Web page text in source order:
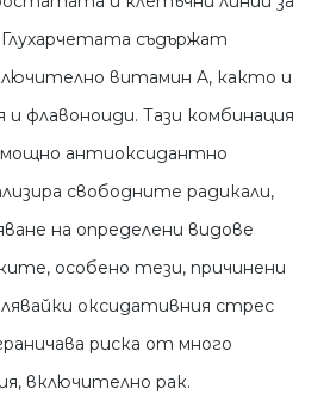
съдържат
витамин A, както и
и флавоноиди. Тази комбинация
антиоксидантно
свободните радикали,
на определени видове
особено тези, причинени
оксидативния стрес
риска от много
включително рак.